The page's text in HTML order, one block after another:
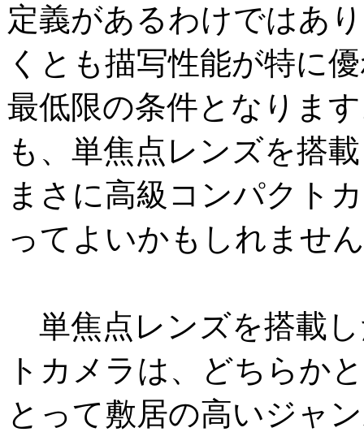
定義があるわけではあ
くとも描写性能が特に
最低限の条件となりま
も、単焦点レンズを搭
まさに高級コンパクト
ってよいかもしれませ
単焦点レンズを搭載
トカメラは、どちらか
とって敷居の高いジャ